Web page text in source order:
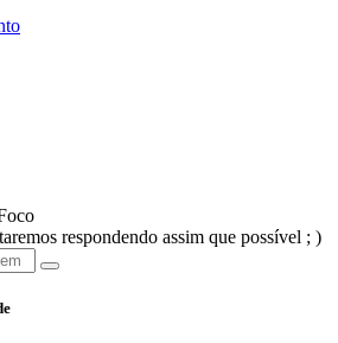
respondendo assim que possível ; )